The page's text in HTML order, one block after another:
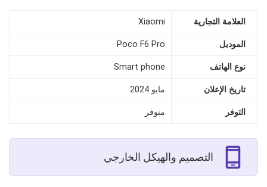
العلامة التجارية Xiaomi
الموديل Poco F6 Pro
نوع الهاتف Smart phone
تاريخ الإعلان مايو 2024
التوفر متوفر
التصميم والهيكل الخارجي